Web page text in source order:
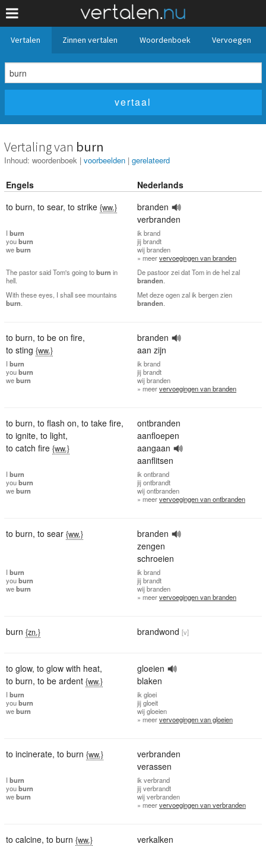
Vertalen Zinnen vertalen Woordenboek Vervoegen
Vertaling van burn
Inhoud: woordenboek | voorbeelden | gerelateerd
Engels
Nederlands
to burn, to sear, to strike {ww.}
branden
verbranden
I burn
youburn
weburn
ik brand
jijbrandt
wijbranden
» meervervoegingen van branden
The pastor said Tom's going toburn in
hell.
De pastoor zei dat Tom in de hel zal
branden
With these eyes, I shall see mountains
burn
Met deze ogen zal ik bergen zien
branden
to burn, to be on fire,
to sting {ww.}
branden
aan zijn
I burn
youburn
weburn
ik brand
jijbrandt
wijbranden
» meervervoegingen van branden
to burn, to flash on, to take fire,
to ignite, to light,
to catch fire {ww.}
ontbranden
aanfloepen
aangaan
aanflitsen
I burn
youburn
weburn
ik ontbrand
jijontbrandt
wijontbranden
» meervervoegingen van ontbranden
to burn, to sear {ww.}
branden
zengen
schroeien
I burn
youburn
weburn
ik brand
jijbrandt
wijbranden
» meervervoegingen van branden
burn {zn.} brandwond [v]
to glow, to glow with heat,
to burn, to be ardent {ww.}
gloeien
blaken
I burn
youburn
weburn
ik gloei
jijgloeit
wijgloeien
» meervervoegingen van gloeien
to incinerate, to burn {ww.}
verbranden
verassen
I burn
youburn
weburn
ik verbrand
jijverbrandt
wijverbranden
» meervervoegingen van verbranden
to calcine, to burn {ww.} verkalken